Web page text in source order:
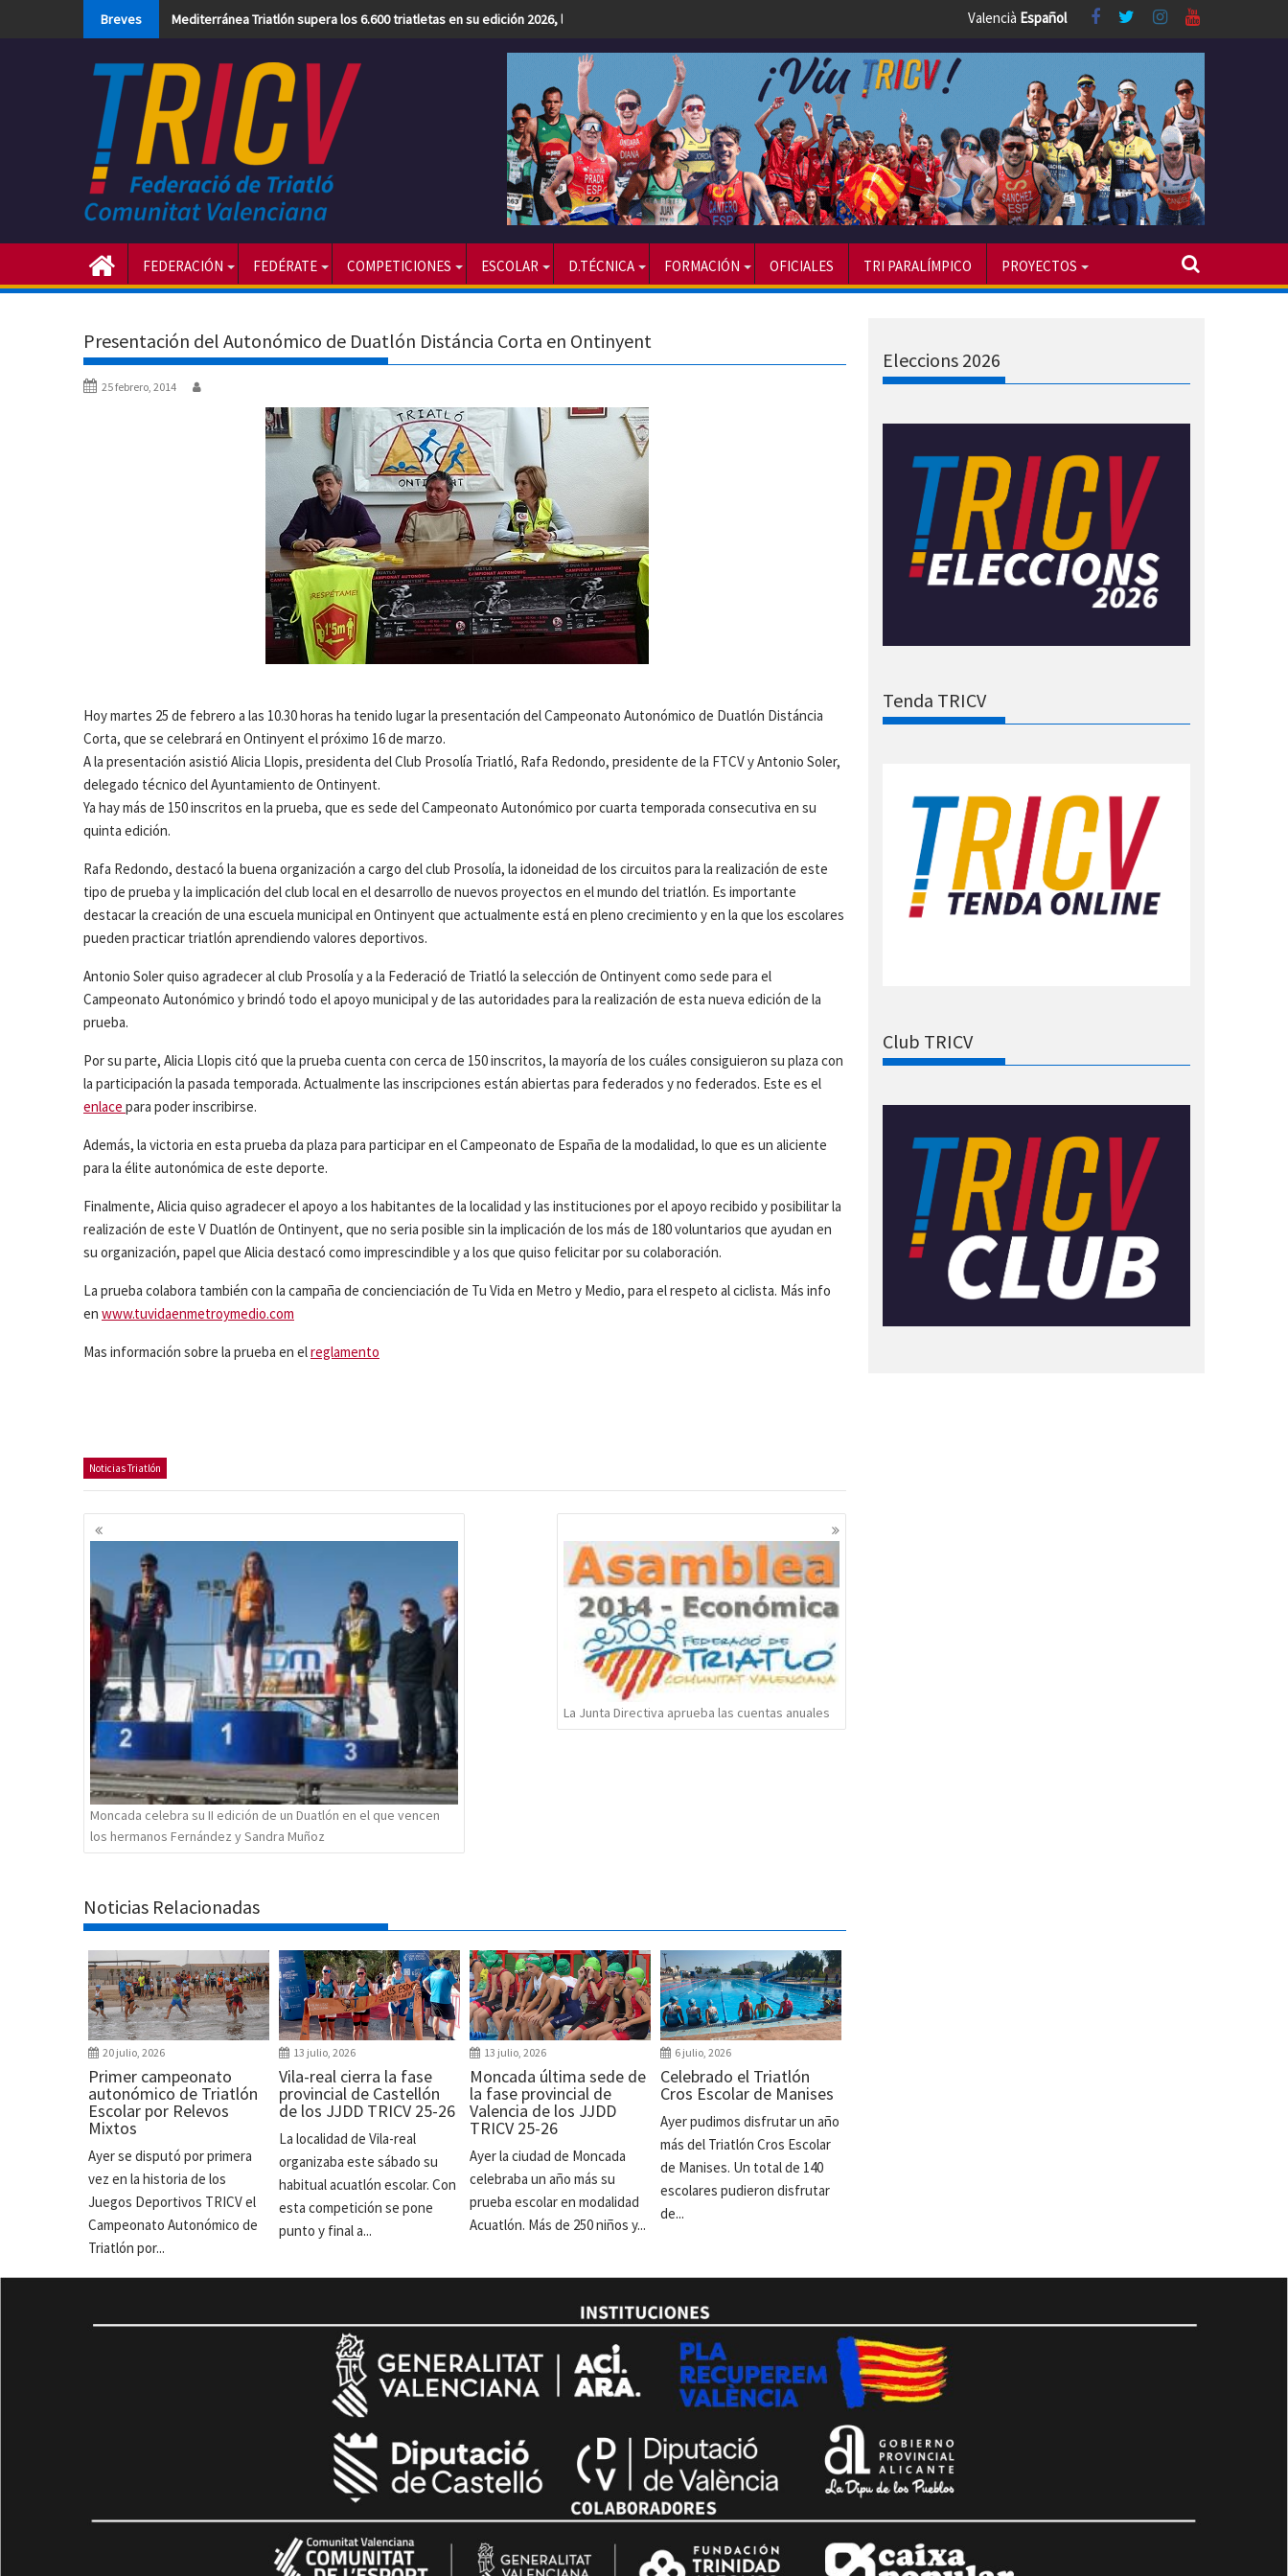
Breves Mediterránea Triatlón supera los 6.600 triatletas en su edición 2026, la más numerosa hasta la fecha Valencià Español
FEDERACIÓN FEDÉRATE COMPETICIONES ESCOLAR D.TÉCNICA FORMACIÓN OFICIALES TRI PARALÍMPICO PROYECTOS
Presentación del Autonómico de Duatlón Distáncia Corta en Ontinyent
25 febrero, 2014
Hoy martes 25 de febrero a las 10.30 horas ha tenido lugar la presentación del Campeonato Autonómico de Duatlón Distáncia
Corta, que se celebrará en Ontinyent el próximo 16 de marzo.
A la presentación asistió Alicia Llopis, presidenta del Club Prosolía Triatló, Rafa Redondo, presidente de la FTCV y Antonio Soler,
delegado técnico del Ayuntamiento de Ontinyent.
Ya hay más de 150 inscritos en la prueba, que es sede del Campeonato Autonómico por cuarta temporada consecutiva en su
quinta edición.
Rafa Redondo, destacó la buena organización a cargo del club Prosolía, la idoneidad de los circuitos para la realización de este
tipo de prueba y la implicación del club local en el desarrollo de nuevos proyectos en el mundo del triatlón. Es importante
destacar la creación de una escuela municipal en Ontinyent que actualmente está en pleno crecimiento y en la que los escolares
pueden practicar triatlón aprendiendo valores deportivos.
Antonio Soler quiso agradecer al club Prosolía y a la Federació de Triatló la selección de Ontinyent como sede para el
Campeonato Autonómico y brindó todo el apoyo municipal y de las autoridades para la realización de esta nueva edición de la
prueba.
Por su parte, Alicia Llopis citó que la prueba cuenta con cerca de 150 inscritos, la mayoría de los cuáles consiguieron su plaza con
la participación la pasada temporada. Actualmente las inscripciones están abiertas para federados y no federados. Este es el
enlace para poder inscribirse.
Además, la victoria en esta prueba da plaza para participar en el Campeonato de España de la modalidad, lo que es un aliciente
para la élite autonómica de este deporte.
Finalmente, Alicia quiso agradecer el apoyo a los habitantes de la localidad y las instituciones por el apoyo recibido y posibilitar la
realización de este V Duatlón de Ontinyent, que no seria posible sin la implicación de los más de 180 voluntarios que ayudan en
su organización, papel que Alicia destacó como imprescindible y a los que quiso felicitar por su colaboración.
La prueba colabora también con la campaña de concienciación de Tu Vida en Metro y Medio, para el respeto al ciclista. Más info
en www.tuvidaenmetroymedio.com
Mas información sobre la prueba en elreglamento
Noticias Triatlón
Navegación
de
entradas
Moncada celebra su II edición de un Duatlón en el que vencen
los hermanos Fernández y Sandra Muñoz
La Junta Directiva aprueba las cuentas anuales
Noticias Relacionadas
20 julio, 2026
Primer campeonato
autonómico de Triatlón
Escolar por Relevos
Mixtos
Ayer se disputó por primera
vez en la historia de los
Juegos Deportivos TRICV el
Campeonato Autonómico de
Triatlón por...
13 julio, 2026
Vila-real cierra la fase
provincial de Castellón
de los JJDD TRICV 25-26
La localidad de Vila-real
organizaba este sábado su
habitual acuatlón escolar. Con
esta competición se pone
punto y final a...
13 julio, 2026
Moncada última sede de
la fase provincial de
Valencia de los JJDD
TRICV 25-26
Ayer la ciudad de Moncada
celebraba un año más su
prueba escolar en modalidad
Acuatlón. Más de 250 niños y...
6 julio, 2026
Celebrado el Triatlón
Cros Escolar de Manises
Ayer pudimos disfrutar un año
más del Triatlón Cros Escolar
de Manises. Un total de 140
escolares pudieron disfrutar
de...
Eleccions 2026
Tenda TRICV
Club TRICV